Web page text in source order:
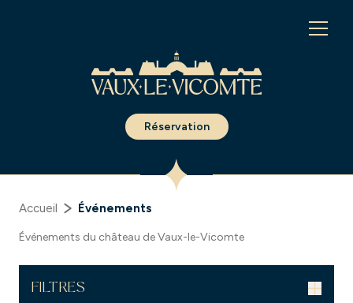
Réservation
Accueil Événements
Événements du château de Vaux-le-Vicomte
FILTRES